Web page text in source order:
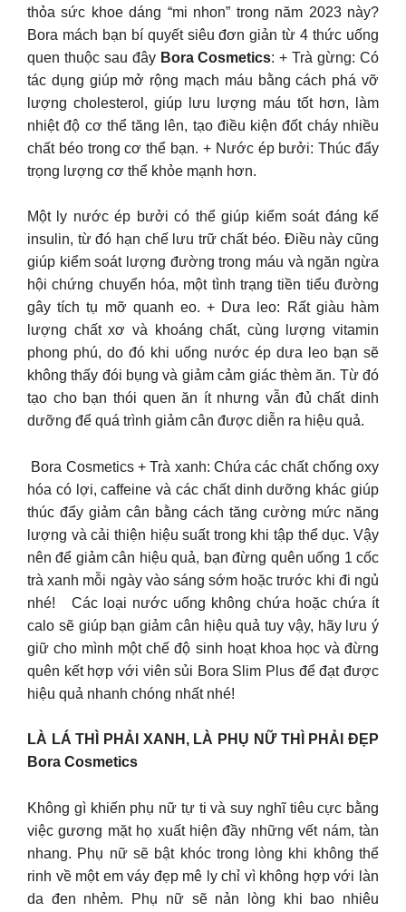
thỏa sức khoe dáng “mi nhon” trong năm 2023 này?
Bora mách bạn bí quyết siêu đơn giản từ 4 thức uống
quen thuộc sau đây Bora Cosmetics: + Trà gừng: Có
tác dụng giúp mở rộng mạch máu bằng cách phá vỡ
lượng cholesterol, giúp lưu lượng máu tốt hơn, làm
nhiệt độ cơ thể tăng lên, tạo điều kiện đốt cháy nhiều
chất béo trong cơ thể bạn. + Nước ép bưởi: Thúc đẩy
trọng lượng cơ thể khỏe mạnh hơn.
Một ly nước ép bưởi có thể giúp kiểm soát đáng kể
insulin, từ đó hạn chế lưu trữ chất béo. Điều này cũng
giúp kiểm soát lượng đường trong máu và ngăn ngừa
hội chứng chuyển hóa, một tình trạng tiền tiểu đường
gây tích tụ mỡ quanh eo. + Dưa leo: Rất giàu hàm
lượng chất xơ và khoáng chất, cùng lượng vitamin
phong phú, do đó khi uống nước ép dưa leo bạn sẽ
không thấy đói bụng và giảm cảm giác thèm ăn. Từ đó
tạo cho bạn thói quen ăn ít nhưng vẫn đủ chất dinh
dưỡng để quá trình giảm cân được diễn ra hiệu quả.
Bora Cosmetics + Trà xanh: Chứa các chất chống oxy
hóa có lợi, caffeine và các chất dinh dưỡng khác giúp
thúc đẩy giảm cân bằng cách tăng cường mức năng
lượng và cải thiện hiệu suất trong khi tập thể dục. Vậy
nên để giảm cân hiệu quả, bạn đừng quên uống 1 cốc
trà xanh mỗi ngày vào sáng sớm hoặc trước khi đi ngủ
nhé! Các loại nước uống không chứa hoặc chứa ít
calo sẽ giúp bạn giảm cân hiệu quả tuy vậy, hãy lưu ý
giữ cho mình một chế độ sinh hoạt khoa học và đừng
quên kết hợp với viên sủi Bora Slim Plus để đạt được
hiệu quả nhanh chóng nhất nhé!
LÀ LÁ THÌ PHẢI XANH, LÀ PHỤ NỮ THÌ PHẢI ĐẸP
Bora Cosmetics
Không gì khiến phụ nữ tự ti và suy nghĩ tiêu cực bằng
việc gương mặt họ xuất hiện đầy những vết nám, tàn
nhang. Phụ nữ sẽ bật khóc trong lòng khi không thể
rinh về một em váy đẹp mê ly chỉ vì không hợp với làn
da đen nhẻm. Phụ nữ sẽ nản lòng khi bao nhiêu